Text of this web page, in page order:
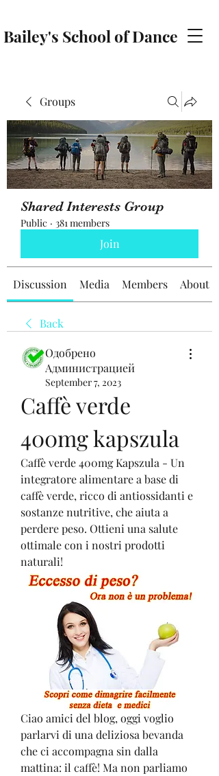
Bailey's School of Dance
Groups
Shared Interests Group
Public · 381 members
Join
Discussion Media Members About
Back
Одобрено
Администрацией
September 7, 2023
Caffè verde
400mg kapszula
Caffè verde 400mg Kapszula - Un
integratore alimentare a base di
caffè verde, ricco di antiossidanti e
sostanze nutritive, che aiuta a
perdere peso. Ottieni una salute
ottimale con i nostri prodotti
naturali!
Ciao amici del blog, oggi voglio
parlarvi di una deliziosa bevanda
che ci accompagna sin dalla
mattina: il caffè! Ma non parliamo